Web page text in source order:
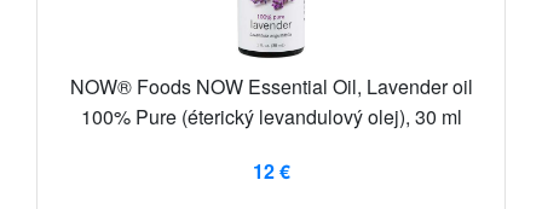
NOW® Foods NOW Essential Oil, Lavender oil
100% Pure (éterický levandulový olej), 30 ml
12 €